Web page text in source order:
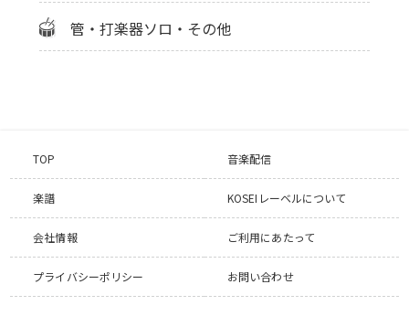
管・打楽器ソロ・その他
TOP 音楽配信
楽譜 KOSEIレーベルについて
会社情報 ご利用にあたって
プライバシーポリシー お問い合わせ